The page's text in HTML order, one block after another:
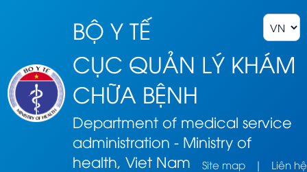
BỘ Y TẾ
CỤC QUẢN LÝ KHÁM
CHỮA BỆNH
Department of medical service
administration - Ministry of
health, Viet Nam
Site map | Liên hệ